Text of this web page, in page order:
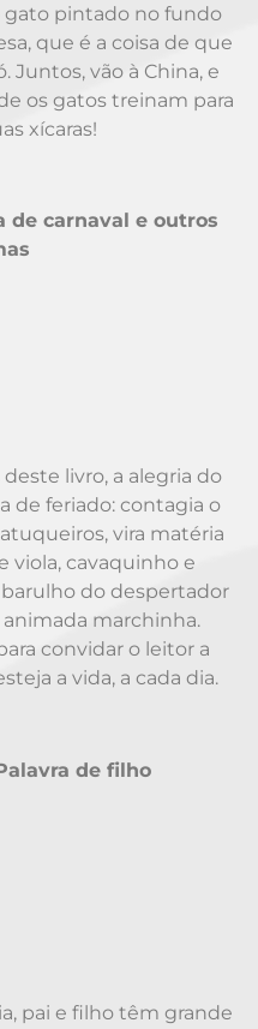
gato pintado no fundo
que é a coisa de que
Juntos, vão à China, e
os gatos treinam para
xícaras!
de carnaval e outros
livro, a alegria do
de feriado: contagia o
vira matéria
viola, cavaquinho e
do despertador
marchinha.
convidar o leitor a
a vida, a cada dia.
de filho
pai e filho têm grande